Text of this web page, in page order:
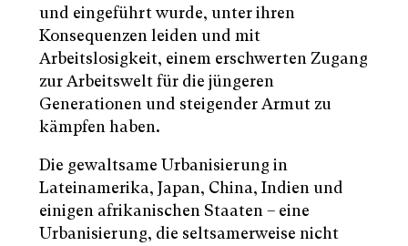
und eingeführt wurde, unter ihren
Konsequenzen leiden und mit
Arbeitslosigkeit, einem erschwerten Zugang
zur Arbeitswelt für die jüngeren
Generationen und steigender Armut zu
kämpfen haben.
Die gewaltsame Urbanisierung in
Lateinamerika, Japan, China, Indien und
einigen afrikanischen Staaten – eine
Urbanisierung, die seltsamerweise nicht